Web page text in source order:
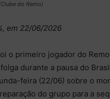
do Remo)
em 22/06/2026
o primeiro jogador do
durante a pausa do
feira (22/06) sobre o
do grupo para a